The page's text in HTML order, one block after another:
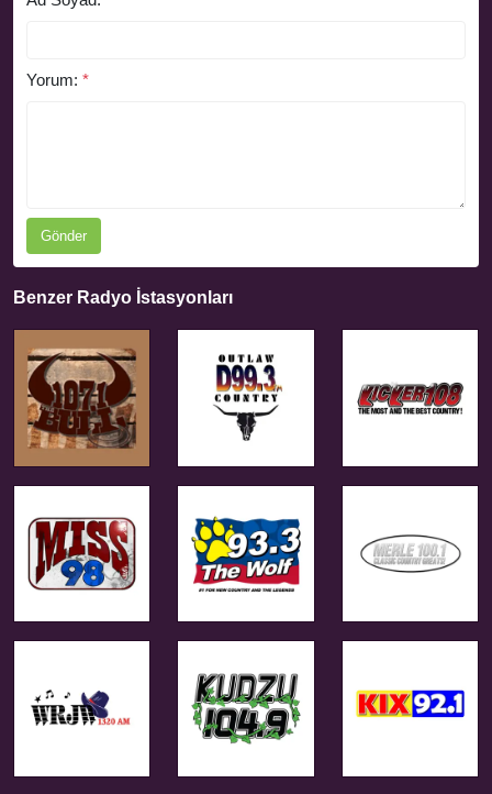
Yorum: *
Gönder
Benzer Radyo İstasyonları